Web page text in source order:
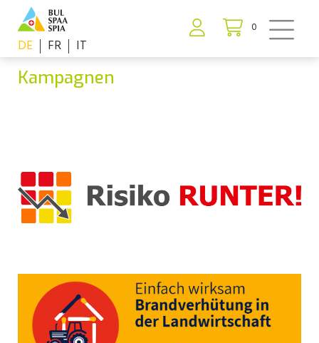
0
DE FR IT
Kampagnen